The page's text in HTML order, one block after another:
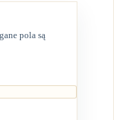
pola są